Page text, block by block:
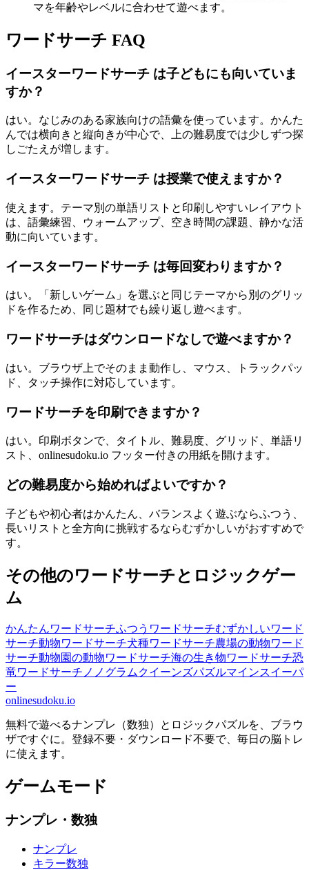
マを年齢やレベルに合わせて遊べます。
ワードサーチ FAQ
イースターワードサーチ は子どもにも向いていま
すか？
はい。なじみのある家族向けの語彙を使っています。かんた
んでは横向きと縦向きが中心で、上の難易度では少しずつ探
しごたえが増します。
イースターワードサーチ は授業で使えますか？
使えます。テーマ別の単語リストと印刷しやすいレイアウト
は、語彙練習、ウォームアップ、空き時間の課題、静かな活
動に向いています。
イースターワードサーチ は毎回変わりますか？
はい。「新しいゲーム」を選ぶと同じテーマから別のグリッ
ドを作るため、同じ題材でも繰り返し遊べます。
ワードサーチはダウンロードなしで遊べますか？
はい。ブラウザ上でそのまま動作し、マウス、トラックパッ
ド、タッチ操作に対応しています。
ワードサーチを印刷できますか？
はい。印刷ボタンで、タイトル、難易度、グリッド、単語リ
スト、onlinesudoku.io フッター付きの用紙を開けます。
どの難易度から始めればよいですか？
子どもや初心者はかんたん、バランスよく遊ぶならふつう、
長いリストと全方向に挑戦するならむずかしいがおすすめで
す。
その他のワードサーチとロジックゲー
ム
かんたんワードサーチふつうワードサーチむずかしいワード
サーチ動物ワードサーチ犬種ワードサーチ農場の動物ワード
サーチ動物園の動物ワードサーチ海の生き物ワードサーチ恐
竜ワードサーチ ノノグラムクイーンズパズルマインスイーパ
ー
onlinesudoku.io
無料で遊べるナンプレ（数独）とロジックパズルを、ブラウ
ザですぐに。登録不要・ダウンロード不要で、毎日の脳トレ
に使えます。
ゲームモード
ナンプレ・数独
ナンプレ
キラー数独